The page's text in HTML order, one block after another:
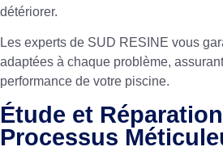
détériorer.
Les experts de SUD RESINE vous
adaptées à chaque problème,
performance de votre piscine.
Étude et
Processus